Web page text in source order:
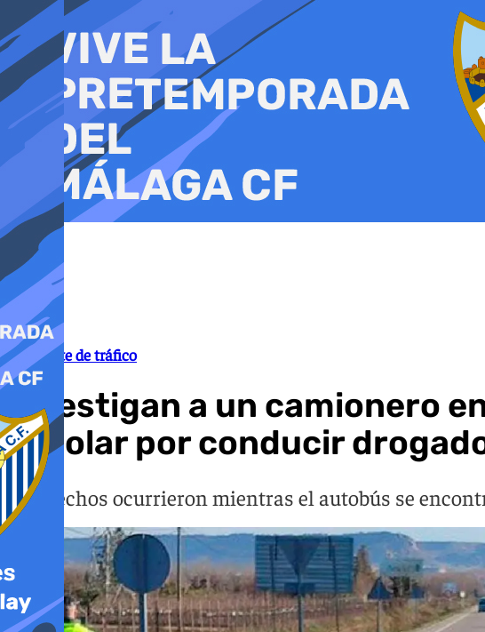
al
contenido
Accidente de tráfico
Investigan a un camionero
escolar por conducir
Los hechos ocurrieron mientras el autobús se